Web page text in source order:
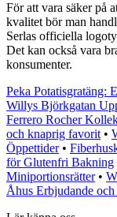
För att vara säker på
kvalitet bör man
Serlas officiella
Det kan också vara
konsumenter.
Peka Potatisgratäng:
Willys Björkgatan
Ferrero Rocher
och knaprig favorit •
Öppettider•
för Glutenfri Bakning
Miniportionsrätter•
Åhus Erbjudande